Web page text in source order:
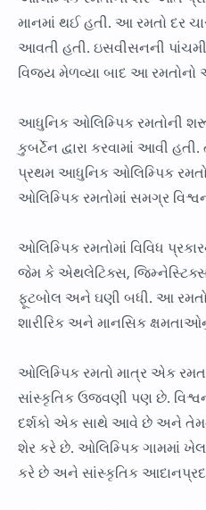
માનમાં થઈ હતી. આ રમતો દર
આવતી હતી. ઇસવીસનની પાંચમી
વિજય મેળવ્યા બાદ આ રમતોનો
આધુનિક ઓલિમ્પિક રમતોની
કુબર્ટેન દ્વારા કરવામાં આવી
પ્રથમ આધુનિક ઓલિમ્પિક
ઓલિમ્પિક રમતોમાં સમગ્ર
ઓલિમ્પિક રમતોમાં વિવિધ
જેમ કે એથલેટિક્સ,
ફૂટબોલ અને ઘણી બધી. આ રમતો
શારીરિક અને માનસિક
ઓલિમ્પિક રમતો માત્ર એક
સાંસ્કૃતિક ઉજવણી પણ છે.
દર્શકો એક સાથે આવે છે અને
શેર કરે છે. ઓલિમ્પિક ગામમાં
કરે છે અને સાંસ્કૃતિક